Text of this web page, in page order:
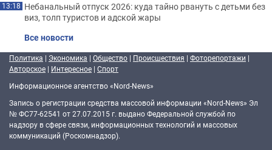
13:18 Небанальный отпуск 2026: куда тайно рвануть с детьми без
виз, толп туристов и адской жары
Все новости
Политика | Экономика | Общество | Происшествия | Фоторепортажи |
Авторское | Интересное | Спорт
Информационное агентство «Nord-News»
Запись о регистрации средства массовой информации «Nord-News» Эл
№ ФС77-62541 от 27.07.2015 г. выдано Федеральной службой по
надзору в сфере связи, информационных технологий и массовых
коммуникаций (Роскомнадзор).